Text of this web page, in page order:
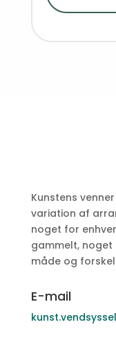
Kunstens
variation af
noget for
gammelt,
måde og
E-mail